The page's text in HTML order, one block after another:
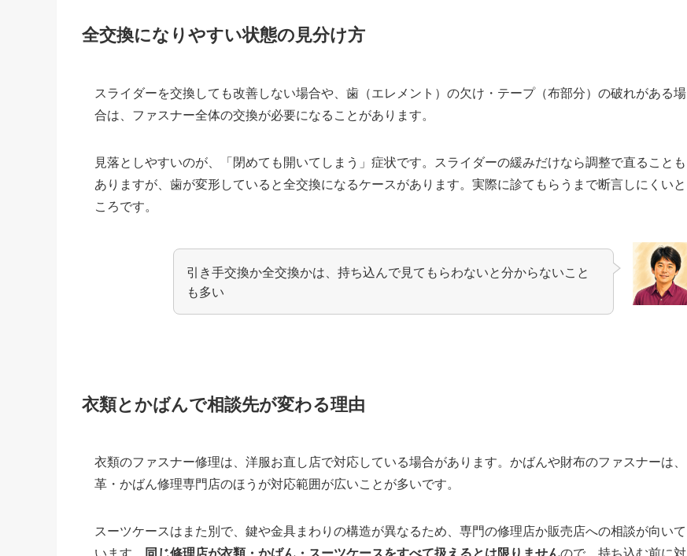
全交換になりやすい状態の見分け方
スライダーを交換しても改善しない場合や、歯（エレメント）の欠け・テープ（布部分）の破れがある場
合は、ファスナー全体の交換が必要になることがあります。
見落としやすいのが、「閉めても開いてしまう」症状です。スライダーの緩みだけなら調整で直ることも
ありますが、歯が変形していると全交換になるケースがあります。実際に診てもらうまで断言しにくいと
ころです。
引き手交換か全交換かは、持ち込んで見てもらわないと分からないこと
も多い
衣類とかばんで相談先が変わる理由
衣類のファスナー修理は、洋服お直し店で対応している場合があります。かばんや財布のファスナーは、
革・かばん修理専門店のほうが対応範囲が広いことが多いです。
スーツケースはまた別で、鍵や金具まわりの構造が異なるため、専門の修理店か販売店への相談が向いて